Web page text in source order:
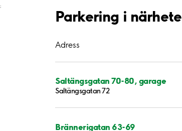
;
Parkering i
Adress
Saltängsgatan 70-80, garage
Saltängsgatan 72
Brännerigatan 63-69